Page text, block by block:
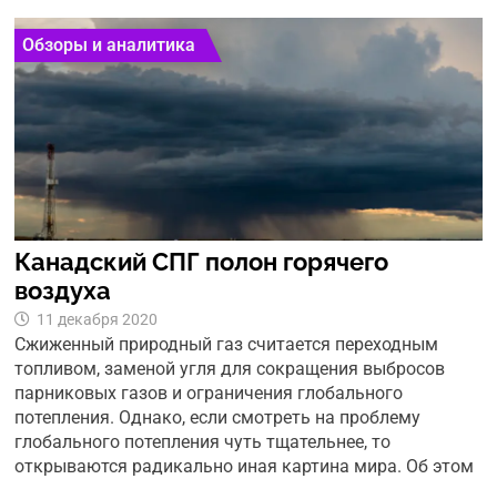
Обзоры и аналитика
Канадский СПГ полон горячего
воздуха
11 декабря 2020
Сжиженный природный газ считается переходным
топливом, заменой угля для сокращения выбросов
парниковых газов и ограничения глобального
потепления. Однако, если смотреть на проблему
глобального потепления чуть тщательнее, то
открываются радикально иная картина мира. Об этом